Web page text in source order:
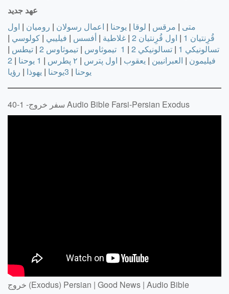
عهد جدید
متى | مرقس | لوقا | يوحنا | اعمال رسولان | رومیان | اول
قُرِنتیان 1
| اول قُرِنتیان 2 | غلاطية | أفسس | فيليبي | كولوسي |
تسالونيكي 1
| تسالونيكي 2 | 1 تيموثاوس | تيموثاوس 2 | تيطس |
فيليمون | العبرانيين | يعقوب | اول پترس | ۲ پطرس | 1 يوحنا |
2
يوحنا | 3يوحنا | يهوذا | رؤيا
سفر خروج- 1-40 Audio Bible Farsi-Persian Exodus
خروج (Exodus) Persian | Good News | Audio Bible